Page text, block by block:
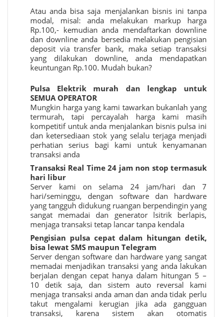
Atau anda bisa saja menjalankan bisnis ini tanpa
modal, misal: anda melakukan markup harga
Rp.100,- kemudian anda mendaftarkan downline
dan downline anda bersedia melakukan pengisian
deposit via transfer bank, maka setiap transaksi
yang dilakukan downline, anda mendapatkan
keuntungan Rp.100. Mudah bukan?
Pulsa Elektrik murah dan lengkap untuk
SEMUA OPERATOR
Mungkin harga yang kami tawarkan bukanlah yang
termurah, tapi percayalah harga kami masih
kompetitif untuk anda menjalankan bisnis pulsa ini
dan ketersediaan stok yang selalu terjaga menjadi
perhatian serius bagi kami untuk kenyamanan
transaksi anda
Transaksi Real Time 24 jam non stop termasuk
hari libur
Server kami on selama 24 jam/hari dan 7
hari/seminggu, dengan software dan hardware
yang tangguh didukung ruangan berpendingin yang
sangat memadai dan generator lsitrik berlapis,
menjaga transaksi tetap lancar tanpa kendala
Pengisian pulsa cepat dalam hitungan detik,
bisa lewat SMS maupun Telegram
Server dengan software dan hardware yang sangat
memadai menjadikan transaksi yang anda lakukan
berjalan dengan cepat hanya dalam hitungan 5 –
10 detik saja, dan sistem auto reversal kami
menjaga transaksi anda aman dan anda tidak perlu
takut mengalami kerugian jika ada gangguan
transaksi, karena sistem akan otomatis